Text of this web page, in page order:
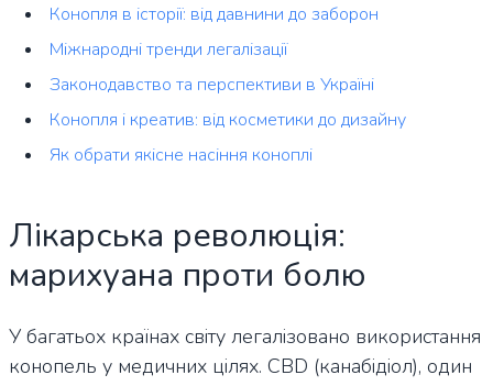
Конопля в історії: від давнини до заборон
Міжнародні тренди легалізації
Законодавство та перспективи в Україні
Конопля і креатив: від косметики до дизайну
Як обрати якісне насіння коноплі
Лікарська революція:
марихуана проти болю
У багатьох країнах світу легалізовано використання
конопель у медичних цілях. CBD (канабідіол), один